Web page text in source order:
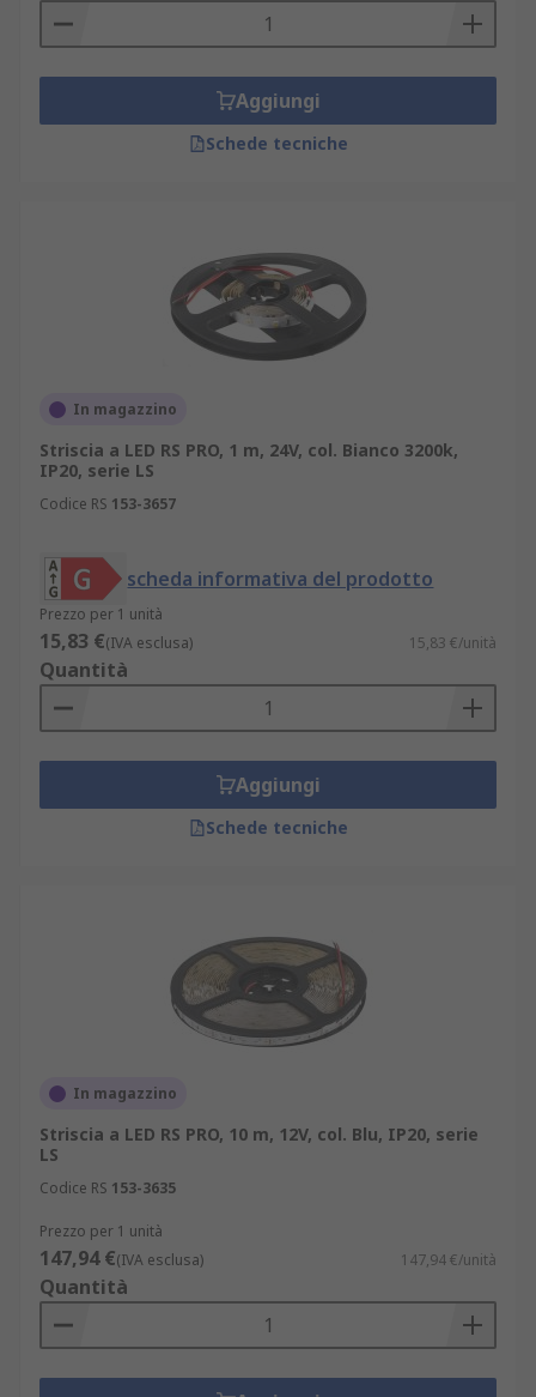
Aggiungi
Schede tecniche
In magazzino
Striscia a LED RS PRO, 1 m, 24V, col. Bianco 3200k,
IP20, serie LS
Codice RS 153-3657
scheda informativa del prodotto
Prezzo per 1 unità
15,83 €(IVA esclusa) 15,83 €/unità
Quantità
Aggiungi
Schede tecniche
In magazzino
Striscia a LED RS PRO, 10 m, 12V, col. Blu, IP20, serie
LS
Codice RS 153-3635
Prezzo per 1 unità
147,94 €(IVA esclusa) 147,94 €/unità
Quantità